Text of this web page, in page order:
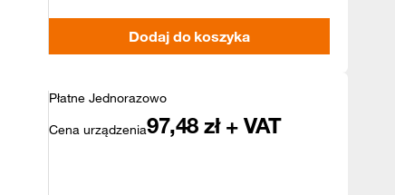
Dodaj do koszyka
Płatne Jednorazowo
Cena urządzenia97,48 zł + VAT